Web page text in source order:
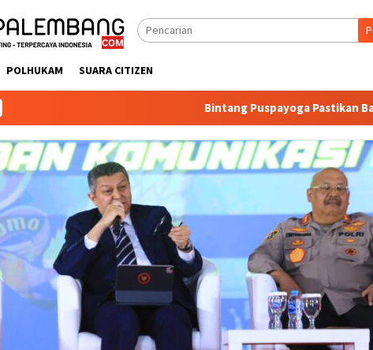
POLHUKAM SUARA CITIZEN
Bintang Puspayoga Pastikan Bang